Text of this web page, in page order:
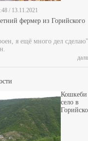
/ 13.11.2021
фермер из Горийского
я ещё много дел
Кошкеби
село в